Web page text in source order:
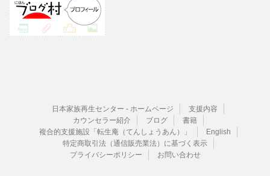
日本家族再生センター - ホームページ
支援内容
カウンセラー紹介
ブログ
書籍
複合的支援施設「転生庵（てんしょうあん）」
English
特定商取引法（通信販売業法）に基づく表示
プライバシーポリシー
お問い合わせ